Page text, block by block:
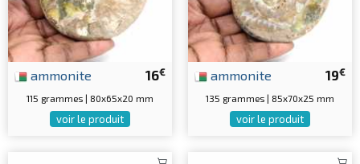
16€
ammonite
115 grammes | 80x65x20 mm
voir le produit
19€
ammonite
135 grammes | 85x70x25 mm
voir le produit